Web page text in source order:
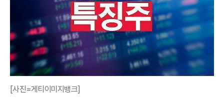
[사진=게티이미지뱅크]